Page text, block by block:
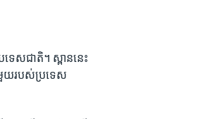
េសជាតិ។ ​ស្ពាន​នេះ​
មួយ​របស់​ប្រទេស​